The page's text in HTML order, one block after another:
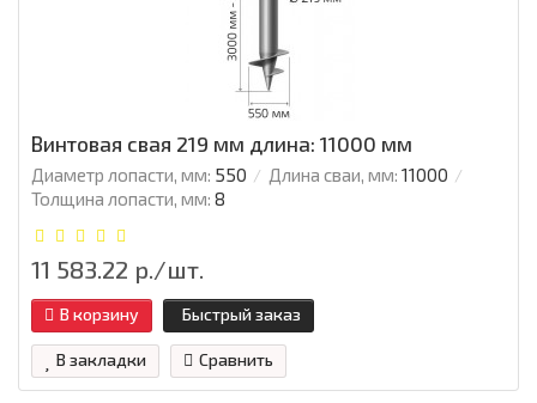
Винтовая свая 219 мм длина: 11000 мм
Диаметр лопасти, мм: 550 Длина сваи, мм: 11000
Толщина лопасти, мм: 8
11 583.22 р./шт.
В корзину Быстрый заказ
В закладки Сравнить